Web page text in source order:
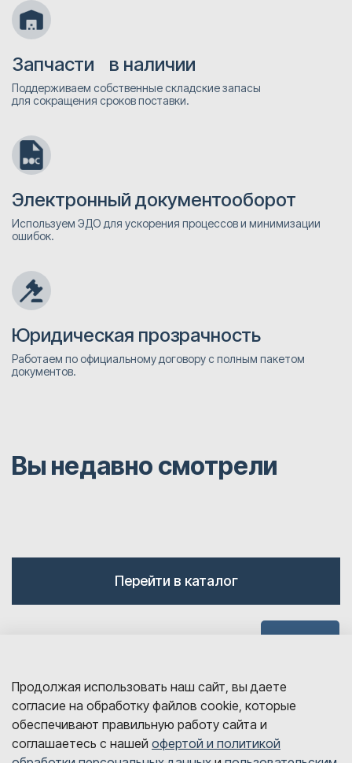
Запчасти в наличии
Поддерживаем собственные складские запасы
для сокращения сроков поставки.
Электронный документооборот
Используем ЭДО для ускорения процессов и минимизации
ошибок.
Юридическая прозрачность
Работаем по официальному договору с полным пакетом
документов.
Вы недавно смотрели
Перейти в каталог
Продолжая использовать наш сайт, вы даете
согласие на обработку файлов cookie, которые
обеспечивают правильную работу сайта и
соглашаетесь с нашей офертой и политикой